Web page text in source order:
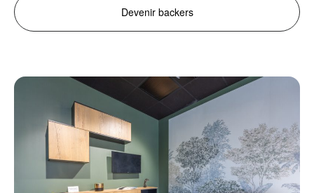
Devenir backers